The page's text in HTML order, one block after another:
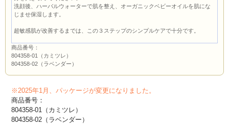
洗顔後、ハーバルウォーターで肌を整え、オーガニックベビーオイルを肌にな
じませ保湿します。
超敏感肌が改善するまでは、この３ステップのシンプルケアで十分です。
商品番号：
804358-01（カミツレ）
804358-02（ラベンダー）
※2025年1月、パッケージが変更になりました。
商品番号：
804358-01（カミツレ）
804358-02（ラベンダー）